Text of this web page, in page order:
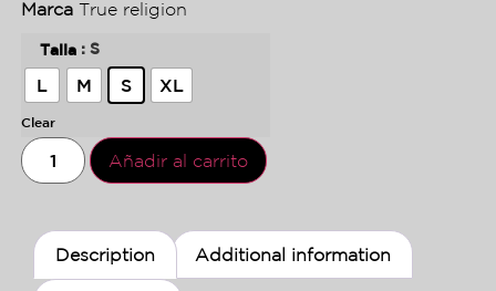
Marca True religion
Talla : S
L M S XL
Clear
Añadir al carrito
Description Additional information